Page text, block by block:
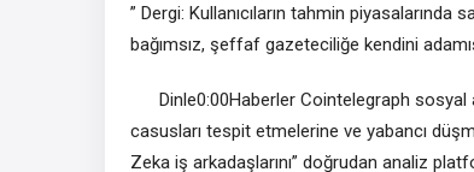
” Dergi: Kullanıcıların tahmin
bağımsız, şeffaf gazeteciliğe kendini
Dinle0:00Haberler Cointelegraph
casusları tespit etmelerine ve yabancı
Zeka iş arkadaşlarını” doğrudan analiz